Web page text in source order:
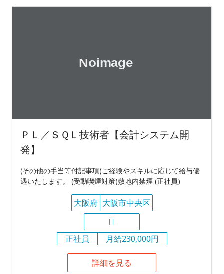
ＰＬ／ＳＱＬ技術者【会計システム開
発】
(その他の手当等付記事項)ご経験やスキルに応じて給与優
遇いたします。 (受動喫煙対策)敷地内禁煙 (正社員)
大阪府 大阪市中央区
IT
正社員
月給230,000円
詳細を見る